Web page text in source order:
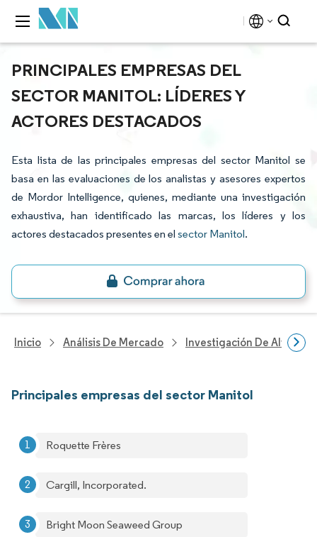
PRINCIPALES EMPRESAS DEL
SECTOR MANITOL: LÍDERES Y
ACTORES DESTACADOS
Esta lista de las principales empresas del sector Manitol se
basa en las evaluaciones de los analistas y asesores expertos
de Mordor Intelligence, quienes, mediante una investigación
exhaustiva, han identificado las marcas, los líderes y los
actores destacados presentes en el sector Manitol.
Inicio Análisis De Mercado Investigación De
Principales empresas del sector Manitol
Roquette Frères
Cargill, Incorporated.
Bright Moon Seaweed Group